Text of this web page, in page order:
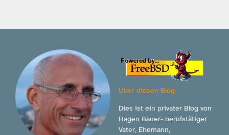
Über diesen Blog
Dies ist ein privater Blog von
Hagen Bauer- berufstätiger
Vater, Ehemann,